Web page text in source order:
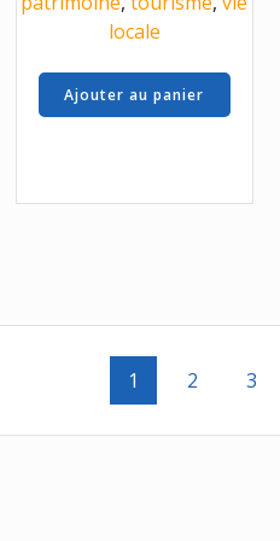
locale
Ajouter au panier
Page
1 Page
2 Page
3